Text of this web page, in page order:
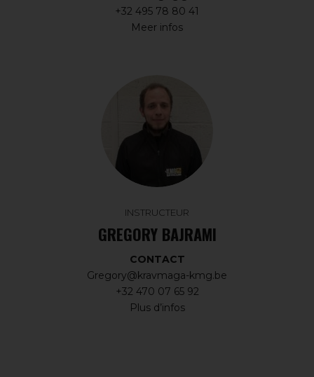
+32 495 78 80 41
Meer infos
INSTRUCTEUR
GREGORY BAJRAMI
CONTACT
Gregory@kravmaga-kmg.be
+32 470 07 65 92
Plus d’infos